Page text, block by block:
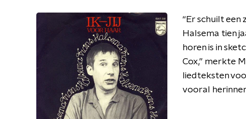
“Er schuilt een
Halsema tien
horen is in
Cox,” merkte
liedteksten
vooral